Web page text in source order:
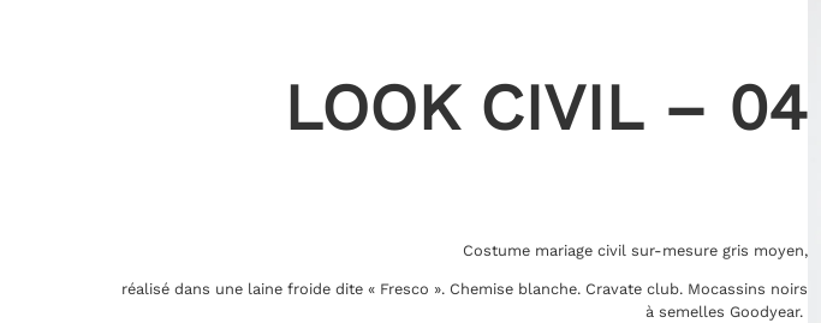
LOOK CIVIL – 04
Costume mariage civil sur-mesure gris moyen,
réalisé dans une laine froide dite « Fresco ». Chemise blanche. Cravate club. Mocassins noirs
à semelles Goodyear.